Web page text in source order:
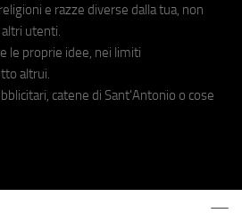
e razze diverse dalla tua, non
utenti.
le proprie idee, nei limiti
altrui.
catene di Sant'Antonio o cose